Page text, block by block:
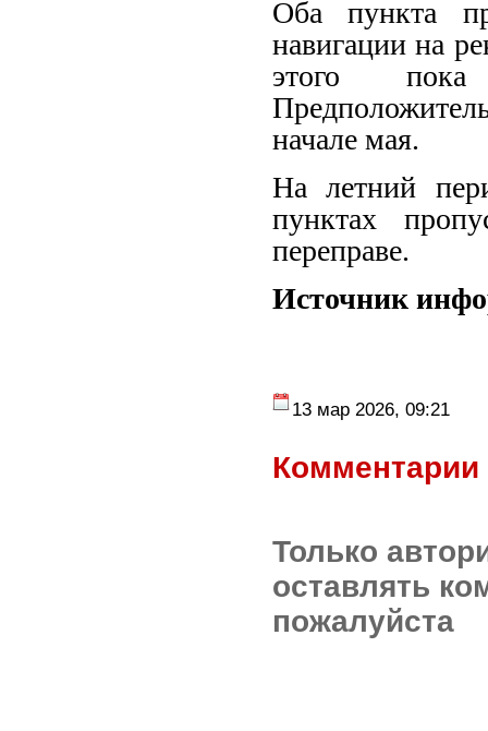
Оба пункта
навигации на
этого пока
начале мая.
На летний
пунктах
переправе.
Источник
13 мар 2026, 09:21
Комментарии
Только
оставлять
пожалуйста